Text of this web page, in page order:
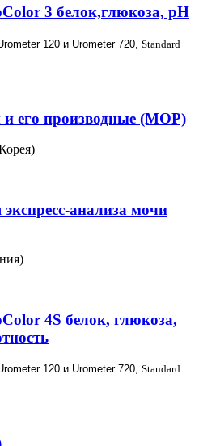
3 белок,глюкоза, pH
120 и Urometer 720, Standard
его производные (MOP)
анализа мочи
4S белок, глюкоза,
120 и Urometer 720, Standard